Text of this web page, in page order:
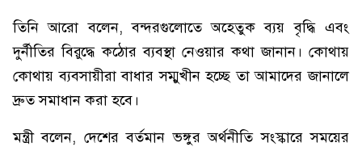
তিনি আরো বলেন, বন্দরগুলোতে অহেতুক ব্যয় বৃদ্ধি এবং
দুর্নীতির বিরুদ্ধে কঠোর ব্যবস্থা নেওয়ার কথা জানান। কোথায়
কোথায় ব্যবসায়ীরা বাধার সম্মুখীন হচ্ছে তা আমাদের জানালে
দ্রুত সমাধান করা হবে।
মন্ত্রী বলেন, দেশের বর্তমান ভঙ্গুর অর্থনীতি সংস্কারে সময়ের